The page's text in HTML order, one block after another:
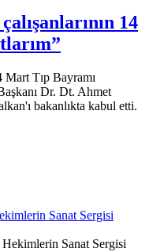
14
Tıp Bayramı
Dr. Dt. Ahmet
bakanlıkta kabul etti.
Sanat Sergisi